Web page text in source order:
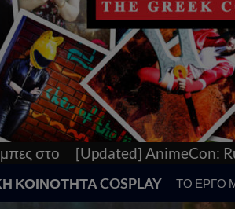
AnimeCon: Run Thessaloniki V!
ΚΟΙΝΟΤΗΤΑ COSPLAY ΤΟ ΕΡΓΟ